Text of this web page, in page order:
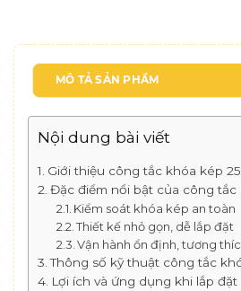
MÔ TẢ SẢN PHẨM
Nội dung bài viết
Giới thiệu công tắc khóa kép
Đặc điểm nổi bật của công tắc
Kiểm soát khóa kép an toàn
Thiết kế nhỏ gọn, dễ lắp đặt
Vận hành ổn định, tương
Thông số kỹ thuật công tắc
Lợi ích và ứng dụng khi lắp